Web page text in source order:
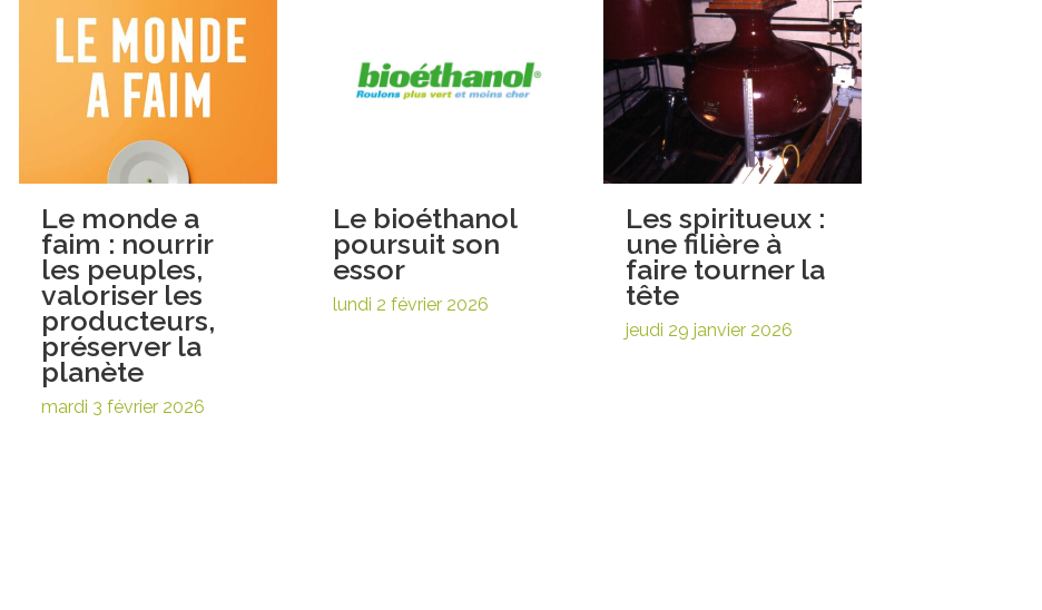
Le monde a
faim : nourrir
les peuples,
valoriser les
producteurs,
préserver la
planète
mardi 3 février 2026
Le bioéthanol
poursuit son
essor
lundi 2 février 2026
Les spiritueux :
une filière à
faire tourner la
tête
jeudi 29 janvier 2026